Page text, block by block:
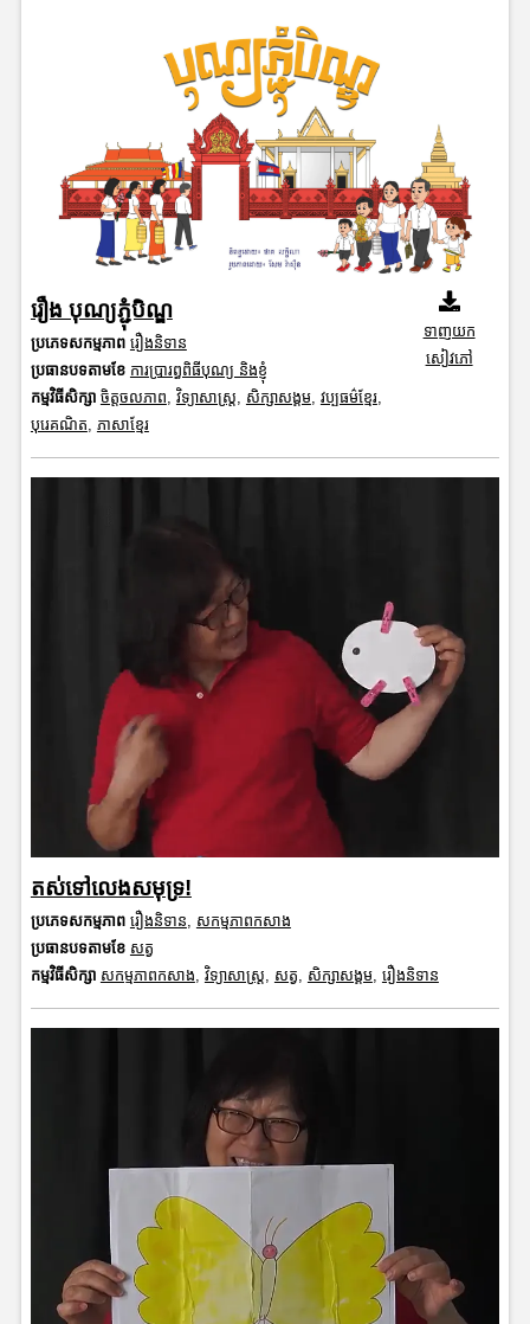
រឿង បុណ្យភ្ជុំបិណ្ឌ
ប្រភេទសកម្មភាព រឿងនិទាន
ប្រធានបទតាមខែ ការប្រារព្ធពិធីបុណ្យ និងខ្ញុំ
កម្មវិធីសិក្សា ចិត្តចលភាព, វិទ្យាសាស្រ្ត, សិក្សាសង្គម, វប្បធម៌ខ្មែរ,
បុរេគណិត, ភាសាខ្មែរ
ទាញយក
សៀវភៅ
តស់ទៅលេងសមុទ្រ!
ប្រភេទសកម្មភាព រឿងនិទាន
សកម្មភាពកសាង
ប្រធានបទតាមខែ សត្វ
កម្មវិធីសិក្សា សកម្មភាពកសាង វិទ្យាសាស្រ្ត សត្វ សិក្សាសង្គម, រឿងនិទាន